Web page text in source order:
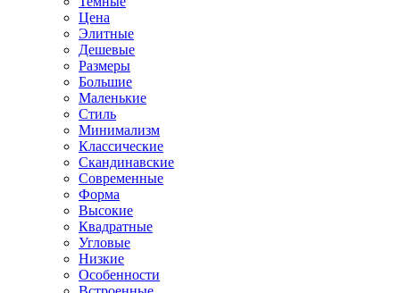
Цена
Элитные
Дешевые
Размеры
Большие
Маленькие
Стиль
Минимализм
Классические
Скандинавские
Современные
Форма
Высокие
Квадратные
Угловые
Низкие
Особенности